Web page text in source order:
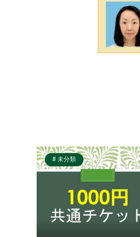
未分類